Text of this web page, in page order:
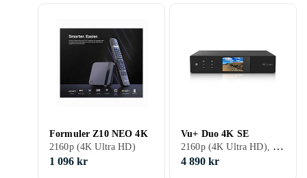
Formuler Z10 NEO 4K
2160p (4K Ultra HD)
1 096 kr
Vu+ Duo 4K SE
2160p (4K Ultra HD), Kabel (DVB-C), Marksänd (DVB-T2)
4 890 kr